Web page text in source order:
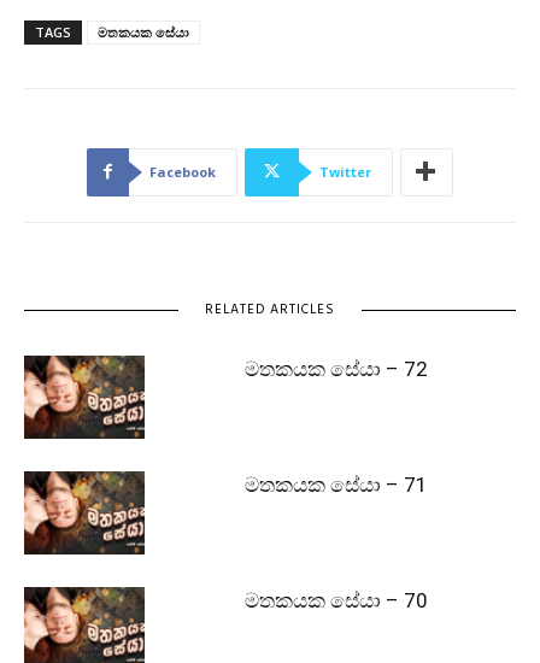
TAGS මතකයක සේයා
Facebook Twitter
RELATED ARTICLES
මතකයක සේයා – 72
මතකයක සේයා – 71
මතකයක සේයා – 70